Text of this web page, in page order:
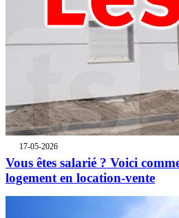
17-05-2026
Vous êtes salarié ? Voici
logement en location-vente